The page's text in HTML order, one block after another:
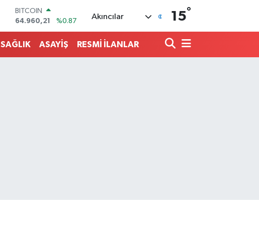
DOLAR
47,7436
%0.18
EURO
55,2510
%0.32
Akıncılar 15°
SAĞLIK ASAYİŞ RESMİ İLANLAR